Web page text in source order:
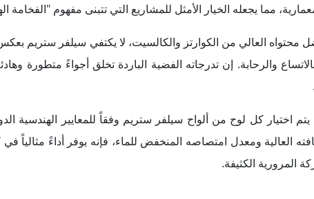
مما يجعله الخيار الأمثل للمشاريع التي تتبنى مفهوم "الفخامة
محتواه العالي من الكوارتز والكالسيت، لا يكتفي سيلفر
والرحابة. إن تدرجاته الفضية الباردة تخلق أجواءً متطورة
العالية ومعدل امتصاصه المنخفض للماء، فإنه يوفر أداءً
المرورية الكثيفة.